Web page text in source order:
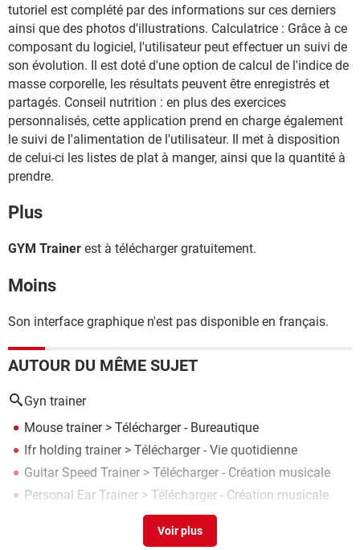
tutoriel est complété par des informations sur ces derniers
ainsi que des photos d'illustrations. Calculatrice : Grâce à ce
composant du logiciel, l'utilisateur peut effectuer un suivi de
son évolution. Il est doté d'une option de calcul de l'indice de
masse corporelle, les résultats peuvent être enregistrés et
partagés. Conseil nutrition : en plus des exercices
personnalisés, cette application prend en charge également
le suivi de l'alimentation de l'utilisateur. Il met à disposition
de celui-ci les listes de plat à manger, ainsi que la quantité à
prendre.
Plus
GYM Trainer est à télécharger gratuitement.
Moins
Son interface graphique n'est pas disponible en français.
AUTOUR DU MÊME SUJET
Gyn trainer
Mouse trainer> Télécharger - Bureautique
Ifr holding trainer> Télécharger - Vie quotidienne
Guitar Speed Trainer > Télécharger - Création musicale
Personal Ear Trainer > Télécharger - Création musicale
[résolu] >Forum Jeux vidéo